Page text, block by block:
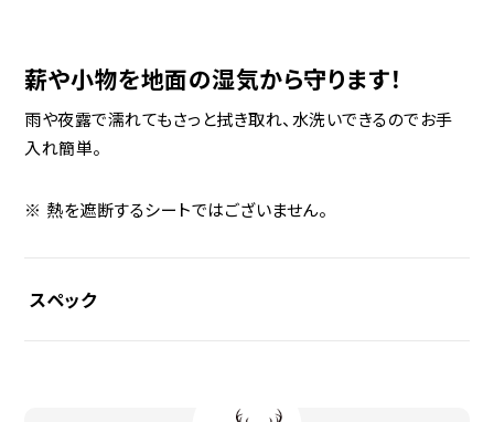
薪や小物を地面の湿気から守ります！
雨や夜露で濡れてもさっと拭き取れ、水洗いできるのでお手
入れ簡単。
熱を遮断するシートではございません。
スペック
グラスファイバー（シリコンコーティング）